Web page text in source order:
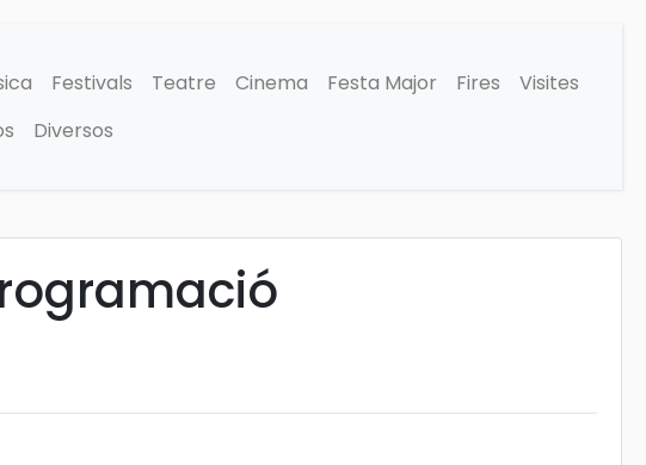
Festivals Teatre Cinema Festa Major Fires
Visites
Diversos